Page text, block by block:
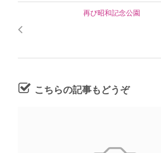
再び昭和記念公園
こちらの記事もどうぞ